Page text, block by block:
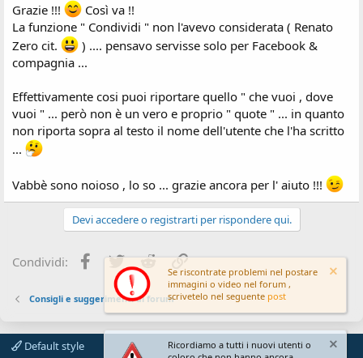
Grazie !!!
Così va !!
La funzione " Condividi " non l'avevo considerata ( Renato
Zero cit.
) .... pensavo servisse solo per Facebook &
compagnia ...
Effettivamente cosi puoi riportare quello " che vuoi , dove
vuoi " ... però non è un vero e proprio " quote " ... in quanto
non riporta sopra al testo il nome dell'utente che l'ha scritto
...
Vabbè sono noioso , lo so ... grazie ancora per l' aiuto !!!
Devi accedere o registrarti per rispondere qui.
Condividi: Facebook
TwitterRedditLink
Consigli e suggerimenti al forum
Default style
Se riscontrate problemi nel postare
immagini o video nel forum ,
scrivetelo nel seguente post
Ricordiamo a tutti i nuovi utenti o